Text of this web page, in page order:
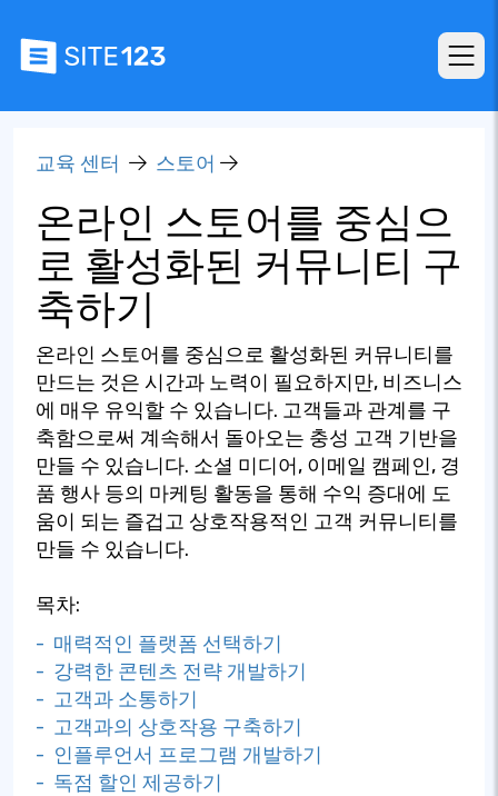
교육 센터 스토어
온라인 스토어를 중심으
로 활성화된 커뮤니티 구
축하기
온라인 스토어를 중심으로 활성화된 커뮤니티를
만드는 것은 시간과 노력이 필요하지만, 비즈니스
에 매우 유익할 수 있습니다. 고객들과 관계를 구
축함으로써 계속해서 돌아오는 충성 고객 기반을
만들 수 있습니다. 소셜 미디어, 이메일 캠페인, 경
품 행사 등의 마케팅 활동을 통해 수익 증대에 도
움이 되는 즐겁고 상호작용적인 고객 커뮤니티를
만들 수 있습니다.
목차:
- 매력적인 플랫폼 선택하기
- 강력한 콘텐츠 전략 개발하기
- 고객과 소통하기
- 고객과의 상호작용 구축하기
- 인플루언서 프로그램 개발하기
- 독점 할인 제공하기